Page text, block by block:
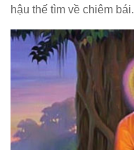
hậu thế tìm về chiêm bái.